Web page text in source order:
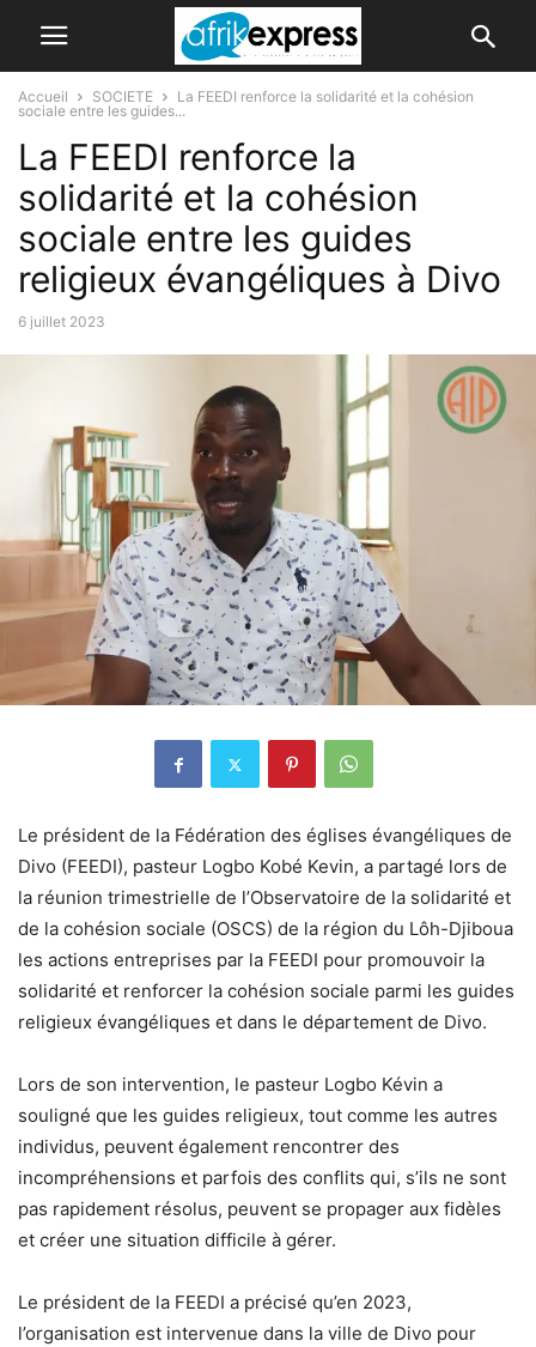
Accueil SOCIETE
La FEEDI renforce la solidarité et la cohésion
sociale entre les guides...
La FEEDI renforce la
solidarité et la cohésion
sociale entre les guides
religieux évangéliques à Divo
6 juillet 2023
Le président de la Fédération des églises évangéliques de
Divo (FEEDI), pasteur Logbo Kobé Kevin, a partagé lors de
la réunion trimestrielle de l’Observatoire de la solidarité et
de la cohésion sociale (OSCS) de la région du Lôh-Djiboua
les actions entreprises par la FEEDI pour promouvoir la
solidarité et renforcer la cohésion sociale parmi les guides
religieux évangéliques et dans le département de Divo.
Lors de son intervention, le pasteur Logbo Kévin a
souligné que les guides religieux, tout comme les autres
individus, peuvent également rencontrer des
incompréhensions et parfois des conflits qui, s’ils ne sont
pas rapidement résolus, peuvent se propager aux fidèles
et créer une situation difficile à gérer.
Le président de la FEEDI a précisé qu’en 2023,
l’organisation est intervenue dans la ville de Divo pour